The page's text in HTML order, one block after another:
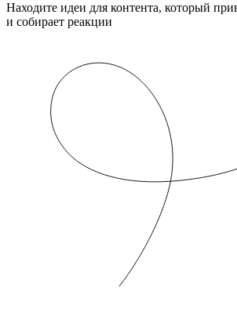
Находите идеи для контента, который
и собирает реакции